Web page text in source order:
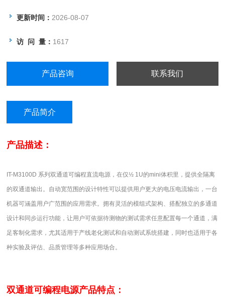
更新时间： 2026-08-07
访 问 量： 1617
产品咨询 联系我们
产品简介
产品描述：
IT-M3100D 系列双通道可编程直流电源，在仅½ 1U的mini体积里，提供全隔离
的双通道输出。自动宽范围的设计特性可以提供用户更大的电压电流输出，一台
机器可涵盖用户广范围的应用需求。拥有灵活的模组式架构、搭配独立的多通道
设计和同步运行功能，让用户可依据待测物的测试需求任意配置每一个通道，满
足客制化需求，尤其适用于产线老化测试和自动测试系统搭建，同时也适用于各
种实验及评估、品质管理等多种应用场合。
双通道可编程电源产品特点：